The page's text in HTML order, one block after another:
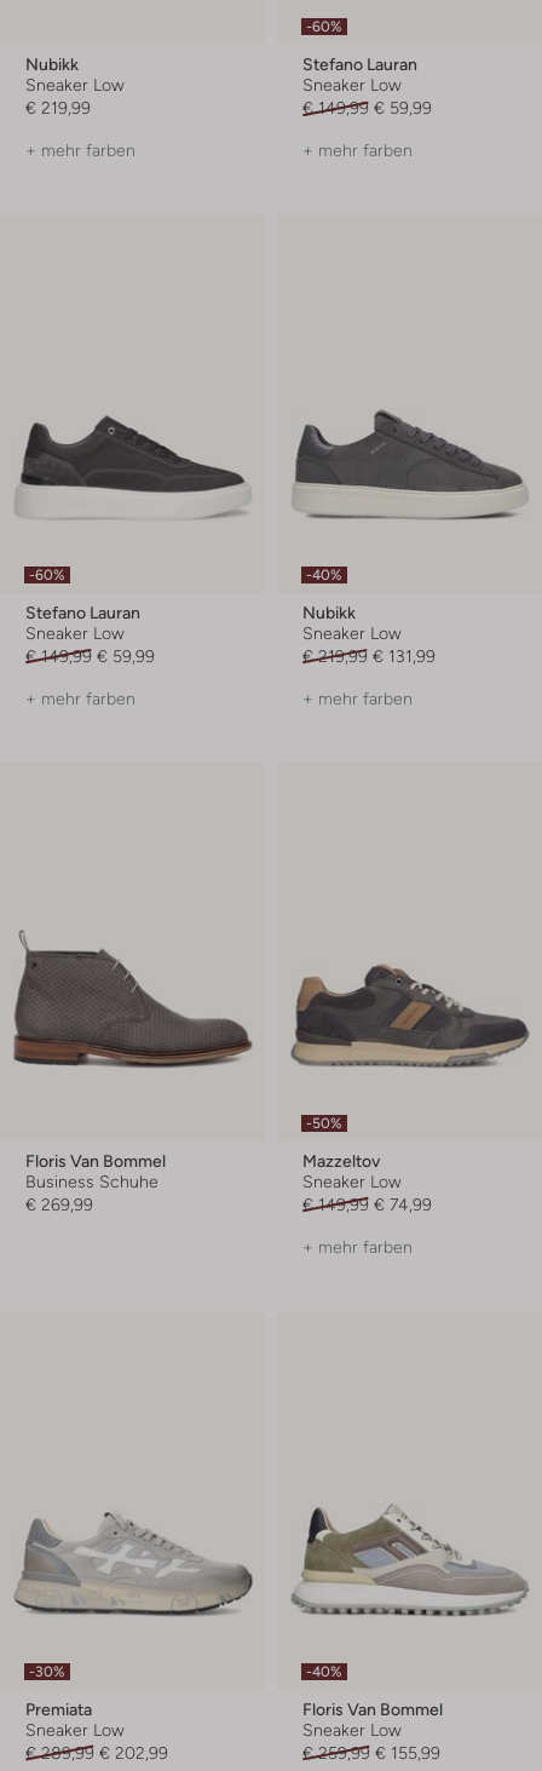
Nubikk
Sneaker Low
€ 219,99
+ mehr farben
-60%
Stefano Lauran
Sneaker Low
€ 149,99 € 59,99
+ mehr farben
-60%
Stefano Lauran
Sneaker Low
€ 149,99 € 59,99
+ mehr farben
-40%
Nubikk
Sneaker Low
€ 219,99 € 131,99
+ mehr farben
Floris Van Bommel
Business Schuhe
€ 269,99
-50%
Mazzeltov
Sneaker Low
€ 149,99 € 74,99
+ mehr farben
-30%
Premiata
Sneaker Low
€ 289,99 € 202,99
-40%
Floris Van Bommel
Sneaker Low
€ 259,99 € 155,99